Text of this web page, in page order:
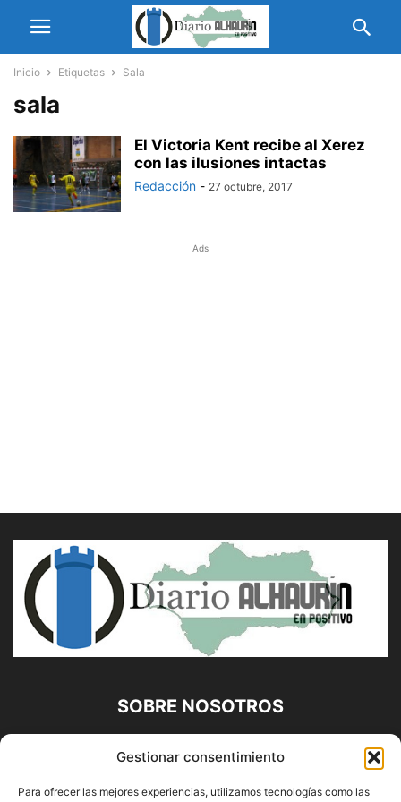
Gestionar consentimiento
Para ofrecer las mejores experiencias, utilizamos tecnologías como las
Inicio Etiquetas Sala
sala
El Victoria Kent recibe al Xerez
con las ilusiones intactas
Redacción - 27 octubre, 2017
Ads
SOBRE NOSOTROS
Diario Alhaurín (www.alhaurindelatorre.com) Propiedad de
Francisco E. López López | 639 95 71 95 | Noticias de
Alhaurín de la Torre, Málaga y Provincia|